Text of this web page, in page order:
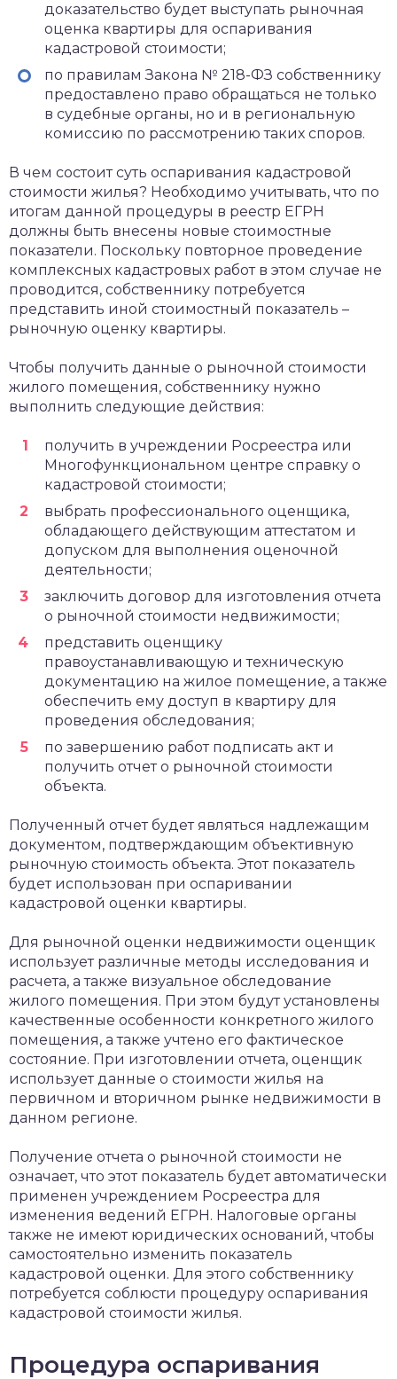
доказательство будет выступать рыночная
оценка квартиры для оспаривания
кадастровой стоимости;
по правилам Закона № 218-ФЗ собственнику
предоставлено право обращаться не только
в судебные органы, но и в региональную
комиссию по рассмотрению таких споров.
В чем состоит суть оспаривания кадастровой
стоимости жилья? Необходимо учитывать, что по
итогам данной процедуры в реестр ЕГРН
должны быть внесены новые стоимостные
показатели. Поскольку повторное проведение
комплексных кадастровых работ в этом случае не
проводится, собственнику потребуется
представить иной стоимостный показатель –
рыночную оценку квартиры.
Чтобы получить данные о рыночной стоимости
жилого помещения, собственнику нужно
выполнить следующие действия:
получить в учреждении Росреестра или
Многофункциональном центре справку о
кадастровой стоимости;
выбрать профессионального оценщика,
обладающего действующим аттестатом и
допуском для выполнения оценочной
деятельности;
заключить договор для изготовления отчета
о рыночной стоимости недвижимости;
представить оценщику
правоустанавливающую и техническую
документацию на жилое помещение, а также
обеспечить ему доступ в квартиру для
проведения обследования;
по завершению работ подписать акт и
получить отчет о рыночной стоимости
объекта.
Полученный отчет будет являться надлежащим
документом, подтверждающим объективную
рыночную стоимость объекта. Этот показатель
будет использован при оспаривании
кадастровой оценки квартиры.
Для рыночной оценки недвижимости оценщик
использует различные методы исследования и
расчета, а также визуальное обследование
жилого помещения. При этом будут установлены
качественные особенности конкретного жилого
помещения, а также учтено его фактическое
состояние. При изготовлении отчета, оценщик
использует данные о стоимости жилья на
первичном и вторичном рынке недвижимости в
данном регионе.
Получение отчета о рыночной стоимости не
означает, что этот показатель будет автоматически
применен учреждением Росреестра для
изменения ведений ЕГРН. Налоговые органы
также не имеют юридических оснований, чтобы
самостоятельно изменить показатель
кадастровой оценки. Для этого собственнику
потребуется соблюсти процедуру оспаривания
кадастровой стоимости жилья.
Процедура оспаривания